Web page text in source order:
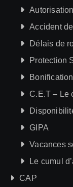
Accident
Délais de
Protection
C.E.T – Le
GIPA
Vacances
Le cumul
CAP